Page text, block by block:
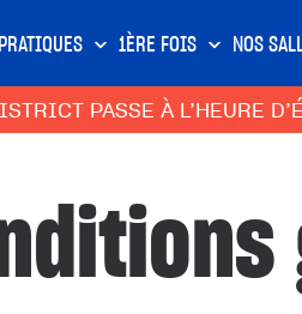
1ÈRE FOIS NOS
À L’HEURE D’ÉTÉ :